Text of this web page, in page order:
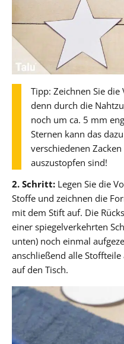
Tipp: Zeichnen Sie
denn durch die
noch um ca. 5 mm
Sternen kann das
verschiedenen
auszustopfen sind!
2. Schritt: Legen Sie die
Stoffe und zeichnen die
mit dem Stift auf. Die
einer spiegelverkehrten
unten) noch einmal
anschließend alle Stoffteile
auf den Tisch.